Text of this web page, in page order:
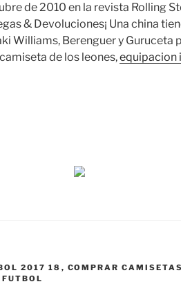
de 2010 en la revista Rolling
& Devoluciones¡ Una china
Williams, Berenguer y Guruceta
de los leones,equipacion
2017 18 , COMPRAR